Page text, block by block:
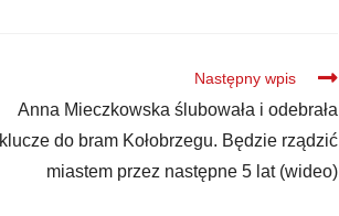
Następny wpis
Anna Mieczkowska ślubowała i odebrała
klucze do bram Kołobrzegu. Będzie rządzić
miastem przez następne 5 lat (wideo)